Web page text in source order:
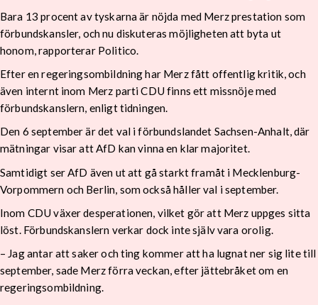
Bara 13 procent av tyskarna är nöjda med Merz prestation som
förbundskansler, och nu diskuteras möjligheten att byta ut
honom, rapporterar Politico.
Efter en regeringsombildning har Merz fått offentlig kritik, och
även internt inom Merz parti CDU finns ett missnöje med
förbundskanslern, enligt tidningen.
Den 6 september är det val i förbundslandet Sachsen-Anhalt, där
mätningar visar att AfD kan vinna en klar majoritet.
Samtidigt ser AfD även ut att gå starkt framåt i Mecklenburg-
Vorpommern och Berlin, som också håller val i september.
Inom CDU växer desperationen, vilket gör att Merz uppges sitta
löst. Förbundskanslern verkar dock inte själv vara orolig.
– Jag antar att saker och ting kommer att ha lugnat ner sig lite till
september, sade Merz förra veckan, efter jättebråket om en
regeringsombildning.